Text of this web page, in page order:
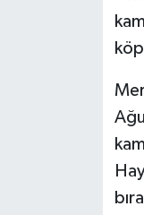
HABERDE
Jandarma